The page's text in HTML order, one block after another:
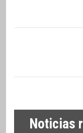
Noticias